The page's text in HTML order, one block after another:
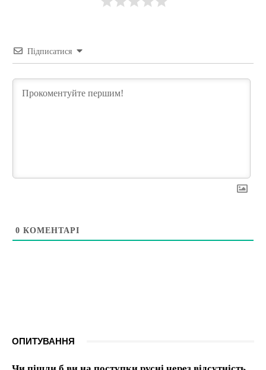
Підписатися
0 КОМЕНТАРІ
ОПИТУВАННЯ